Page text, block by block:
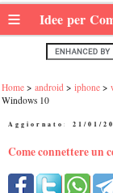
≡ Idee per
Home android iphone
Windows 10
Aggiornato: 21/01/
Come connettere un